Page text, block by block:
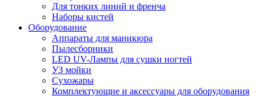
Для тонких линий и френча
Наборы кистей
Оборудование
Аппараты для маникюра
Пылесборники
LED UV-Лампы для сушки ногтей
УЗ мойки
Сухожары
Комплектующие и аксессуары для оборудования